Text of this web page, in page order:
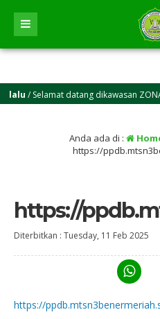
/ Selamat datang dikawasan ZONA
Anda ada di :
https://
https://
Diterbitkan : Tuesday, 11 Feb 2025
https://